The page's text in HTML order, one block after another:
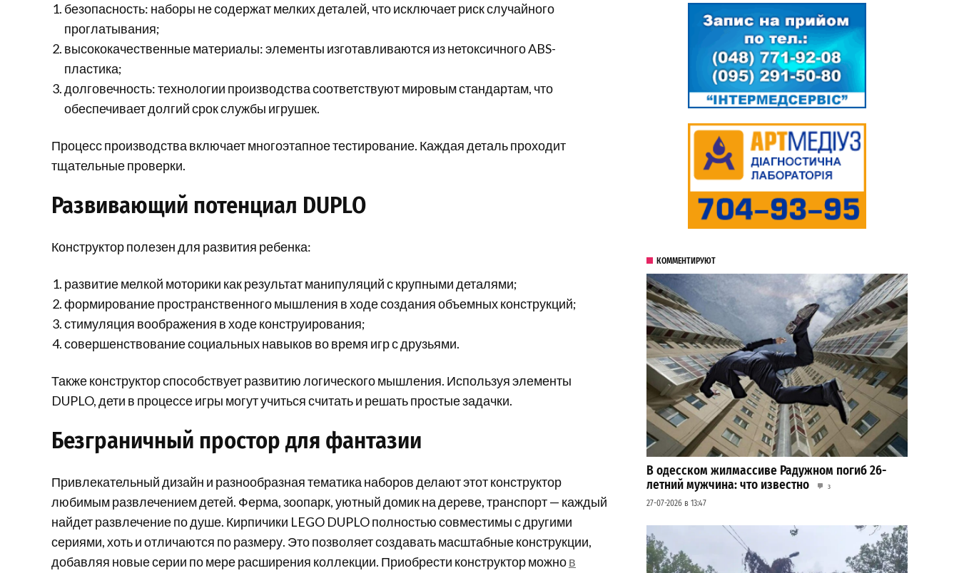
безопасность: наборы не содержат мелких деталей, что исключает риск случайного
проглатывания;
высококачественные материалы: элементы изготавливаются из нетоксичного ABS-
пластика;
долговечность: технологии производства соответствуют мировым стандартам, что
обеспечивает долгий срок службы игрушек.
Процесс производства включает многоэтапное тестирование. Каждая деталь проходит
тщательные проверки.
Развивающий потенциал DUPLO
Конструктор полезен для развития ребенка:
развитие мелкой моторики как результат манипуляций с крупными деталями;
формирование пространственного мышления в ходе создания объемных конструкций;
стимуляция воображения в ходе конструирования;
совершенствование социальных навыков во время игр с друзьями.
Также конструктор способствует развитию логического мышления. Используя элементы
DUPLO, дети в процессе игры могут учиться считать и решать простые задачки.
Безграничный простор для фантазии
Привлекательный дизайн и разнообразная тематика наборов делают этот конструктор
любимым развлечением детей. Ферма, зоопарк, уютный домик на дереве, транспорт — каждый
найдет развлечение по душе. Кирпичики LEGO DUPLO полностью совместимы с другими
сериями, хоть и отличаются по размеру. Это позволяет создавать масштабные конструкции,
добавляя новые серии по мере расширения коллекции. Приобрести конструктор можнов
КОММЕНТИРУЮТ
В одесском жилмассиве Радужном погиб 26-
летний мужчина: что известно
3
27-07-2026 в 13:47